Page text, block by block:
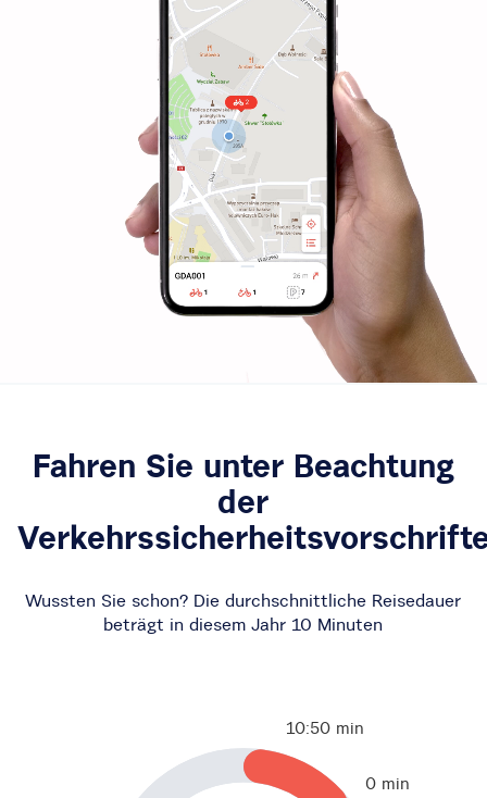
Fahren Sie unter Beachtung
der
Wussten Sie schon? Die durchschnittliche Reisedauer
beträgt in diesem Jahr 10 Minuten
0 min
10:50 min